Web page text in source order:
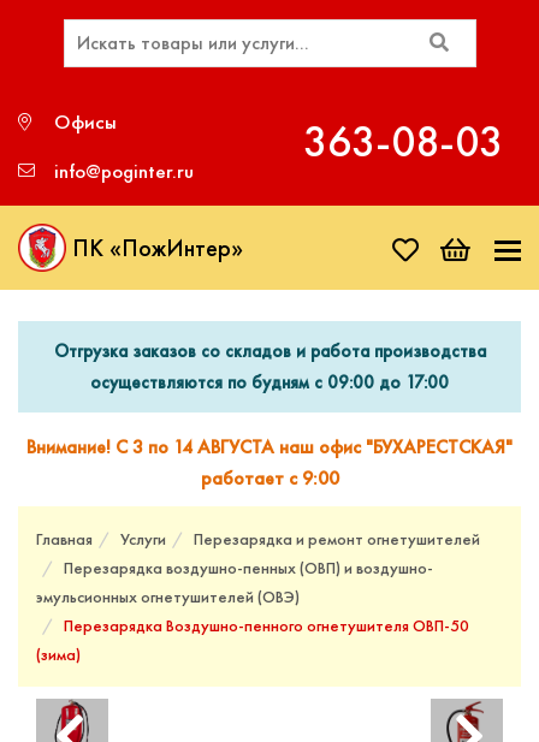
Офисы
info@poginter.ru
363‑08‑03
ПК «ПожИнтер»
Отгрузка заказов со складов и работа производства
осуществляются по будням с 09:00 до 17:00
Внимание! С 3 по 14 АВГУСТА наш офис "БУХАРЕСТСКАЯ"
работает с 9:00
Главная Услуги
Перезарядка и ремонт огнетушителей
Перезарядка воздушно-пенных (ОВП) и воздушно-
эмульсионных огнетушителей (ОВЭ)
Перезарядка Воздушно-пенного огнетушителя ОВП-50
(зима)